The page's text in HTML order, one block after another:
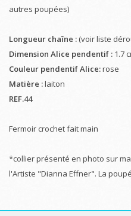
autres poupées)
Longueur chaîne : (voir liste
Dimension Alice pendentif : 1.7
Couleur pendentif Alice:rose
Matière :laiton
REF.44
Fermoir crochet fait main
*collier présenté en photo sur
l'Artiste "Dianna Effner". La